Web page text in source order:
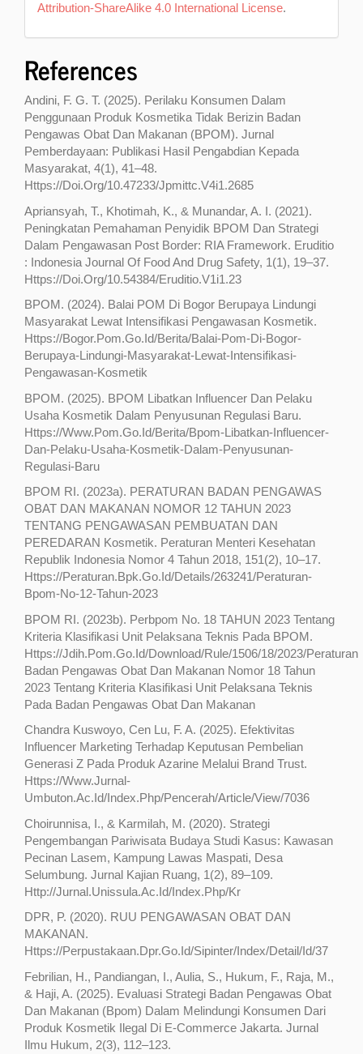
Attribution-ShareAlike 4.0 International License.
References
Andini, F. G. T. (2025). Perilaku Konsumen Dalam
Penggunaan Produk Kosmetika Tidak Berizin Badan
Pengawas Obat Dan Makanan (BPOM). Jurnal
Pemberdayaan: Publikasi Hasil Pengabdian Kepada
Masyarakat, 4(1), 41–48.
Https://Doi.Org/10.47233/Jpmittc.V4i1.2685
Apriansyah, T., Khotimah, K., & Munandar, A. I. (2021).
Peningkatan Pemahaman Penyidik BPOM Dan Strategi
Dalam Pengawasan Post Border: RIA Framework. Eruditio
: Indonesia Journal Of Food And Drug Safety, 1(1), 19–37.
Https://Doi.Org/10.54384/Eruditio.V1i1.23
BPOM. (2024). Balai POM Di Bogor Berupaya Lindungi
Masyarakat Lewat Intensifikasi Pengawasan Kosmetik.
Https://Bogor.Pom.Go.Id/Berita/Balai-Pom-Di-Bogor-
Berupaya-Lindungi-Masyarakat-Lewat-Intensifikasi-
Pengawasan-Kosmetik
BPOM. (2025). BPOM Libatkan Influencer Dan Pelaku
Usaha Kosmetik Dalam Penyusunan Regulasi Baru.
Https://Www.Pom.Go.Id/Berita/Bpom-Libatkan-Influencer-
Dan-Pelaku-Usaha-Kosmetik-Dalam-Penyusunan-
Regulasi-Baru
BPOM RI. (2023a). PERATURAN BADAN PENGAWAS
OBAT DAN MAKANAN NOMOR 12 TAHUN 2023
TENTANG PENGAWASAN PEMBUATAN DAN
PEREDARAN Kosmetik. Peraturan Menteri Kesehatan
Republik Indonesia Nomor 4 Tahun 2018, 151(2), 10–17.
Https://Peraturan.Bpk.Go.Id/Details/263241/Peraturan-
Bpom-No-12-Tahun-2023
BPOM RI. (2023b). Perbpom No. 18 TAHUN 2023 Tentang
Kriteria Klasifikasi Unit Pelaksana Teknis Pada BPOM.
Https://Jdih.Pom.Go.Id/Download/Rule/1506/18/2023/Peraturan
Badan Pengawas Obat Dan Makanan Nomor 18 Tahun
2023 Tentang Kriteria Klasifikasi Unit Pelaksana Teknis
Pada Badan Pengawas Obat Dan Makanan
Chandra Kuswoyo, Cen Lu, F. A. (2025). Efektivitas
Influencer Marketing Terhadap Keputusan Pembelian
Generasi Z Pada Produk Azarine Melalui Brand Trust.
Https://Www.Jurnal-
Umbuton.Ac.Id/Index.Php/Pencerah/Article/View/7036
Choirunnisa, I., & Karmilah, M. (2020). Strategi
Pengembangan Pariwisata Budaya Studi Kasus: Kawasan
Pecinan Lasem, Kampung Lawas Maspati, Desa
Selumbung. Jurnal Kajian Ruang, 1(2), 89–109.
Http://Jurnal.Unissula.Ac.Id/Index.Php/Kr
DPR, P. (2020). RUU PENGAWASAN OBAT DAN
MAKANAN.
Https://Perpustakaan.Dpr.Go.Id/Sipinter/Index/Detail/Id/37
Febrilian, H., Pandiangan, I., Aulia, S., Hukum, F., Raja, M.,
& Haji, A. (2025). Evaluasi Strategi Badan Pengawas Obat
Dan Makanan (Bpom) Dalam Melindungi Konsumen Dari
Produk Kosmetik Ilegal Di E-Commerce Jakarta. Jurnal
Ilmu Hukum, 2(3), 112–123.